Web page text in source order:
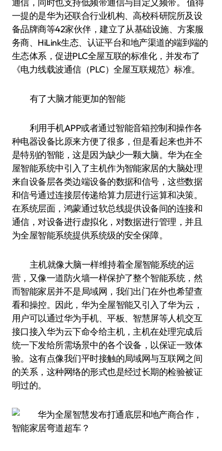
一提的是华为还联合行业机构、高校科研院所及设
备品牌商等42家伙伴，建立了从基础设施、方案服
务商、HiLink生态、认证平台和地产渠道的端到端的
生态体系，促进PLC全屋互联的标准化，并发布了
《电力线载波通信（PLC）全屋互联规范》标准。
有了大脑才能更加的智能
利用手机APP或者通过智能音箱控制和操作各
种电器设备比原来方便了很多，但是看起来也并不
是特别的智能，这是因为缺少一颗大脑。华为在全
屋智能系统中引入了主机作为智能家居的大脑处理
来自设备层各类边端设备的数据和信号，这些数据
和信号通过连接层传递给算力层进行运算和决策。
在系统层面，鸿蒙通过软总线提供设备间的连接和
通信，对设备进行虚拟化，对数据进行管理，并且
为全屋智能系统提供系统级的安全保障。
主机就像大脑一样维持着全屋智能系统的运
营，又像一道防火墙一样保护了整个智能系统，然
而智能家居并不是局域网，我们出门在外也希望查
看和操控。因此，华为全屋智能又引入了华为云，
用户可以通过华为手机、平板、智慧屏等人机交互
接口接入华为云下命令给主机，主机在处理完成后
统一下发给所需场景中的各个设备，以保证一致体
验。这有点像我们平时接触的局域网与互联网之间
的关系，这种网络的形式也是经过长期的检验被证
明过的。